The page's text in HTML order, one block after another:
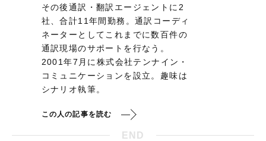
その後通訳・翻訳エージェントに2
社、合計11年間勤務。通訳コーディ
ネーターとしてこれまでに数百件の
通訳現場のサポートを行なう。
2001年7月に株式会社テンナイン・
コミュニケーションを設立。趣味は
シナリオ執筆。
この人の記事を読む
END